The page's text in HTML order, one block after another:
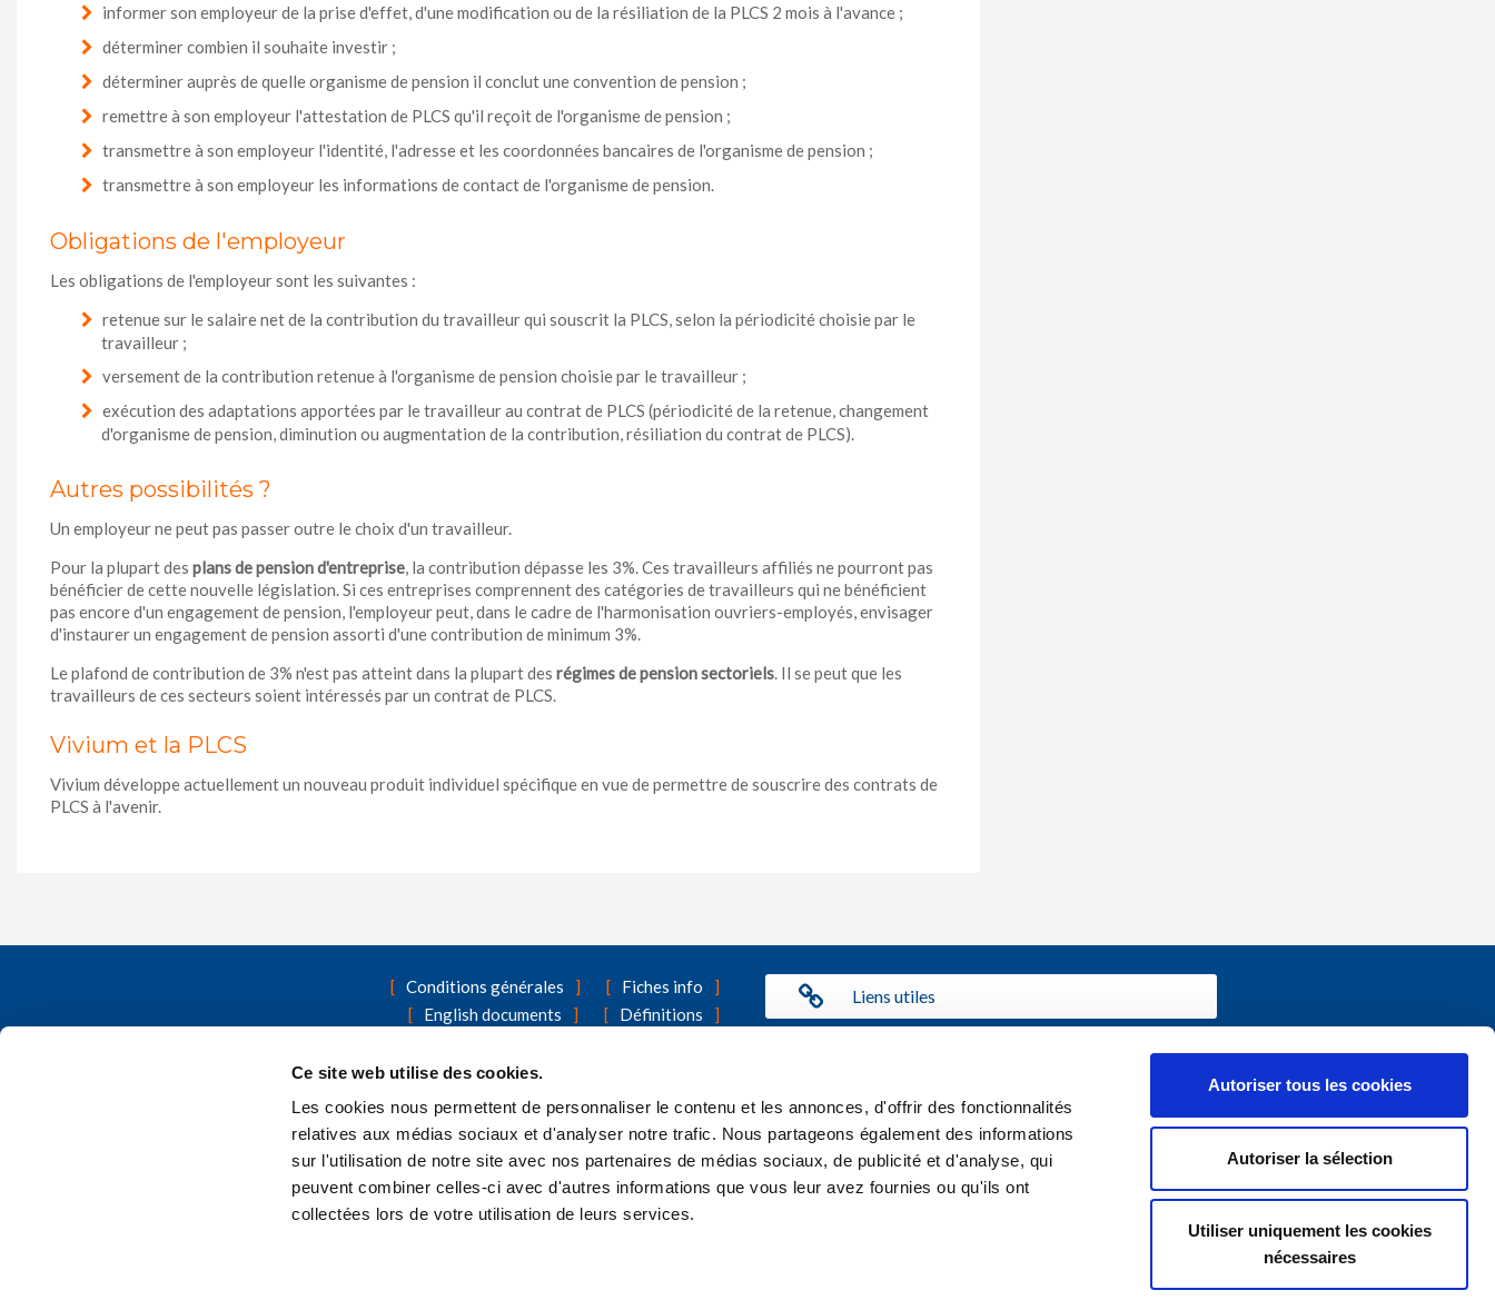
Ce site web utilise des cookies.
Les cookies nous permettent de personnaliser le contenu et les annonces, d'offrir des fonctionnalités
relatives aux médias sociaux et d'analyser notre trafic. Nous partageons également des informations
sur l'utilisation de notre site avec nos partenaires de médias sociaux, de publicité et d'analyse, qui
peuvent combiner celles-ci avec d'autres informations que vous leur avez fournies ou qu'ils ont
collectées lors de votre utilisation de leurs services.
Autoriser tous les cookies
Autoriser la sélection
Utiliser uniquement les cookies
nécessaires
informer son employeur de la prise d'effet, d'une modification ou de la résiliation de la PLCS 2 mois à l'avance ;
déterminer combien il souhaite investir ;
déterminer auprès de quelle organisme de pension il conclut une convention de pension ;
remettre à son employeur l'attestation de PLCS qu'il reçoit de l'organisme de pension ;
transmettre à son employeur l'identité, l'adresse et les coordonnées bancaires de l'organisme de pension ;
transmettre à son employeur les informations de contact de l'organisme de pension.
Obligations de l'employeur
Les obligations de l'employeur sont les suivantes :
retenue sur le salaire net de la contribution du travailleur qui souscrit la PLCS, selon la périodicité choisie par le
travailleur ;
versement de la contribution retenue à l'organisme de pension choisie par le travailleur ;
exécution des adaptations apportées par le travailleur au contrat de PLCS (périodicité de la retenue, changement
d'organisme de pension, diminution ou augmentation de la contribution, résiliation du contrat de PLCS).
Autres possibilités ?
Un employeur ne peut pas passer outre le choix d'un travailleur.
Pour la plupart des plans de pension d'entreprise, la contribution dépasse les 3%. Ces travailleurs affiliés ne pourront pas
bénéficier de cette nouvelle législation. Si ces entreprises comprennent des catégories de travailleurs qui ne bénéficient
pas encore d'un engagement de pension, l'employeur peut, dans le cadre de l'harmonisation ouvriers-employés, envisager
d'instaurer un engagement de pension assorti d'une contribution de minimum 3%.
Le plafond de contribution de 3% n'est pas atteint dans la plupart des régimes de pension sectoriels. Il se peut que les
travailleurs de ces secteurs soient intéressés par un contrat de PLCS.
Vivium et la PLCS
Vivium développe actuellement un nouveau produit individuel spécifique en vue de permettre de souscrire des contrats de
PLCS à l'avenir.
Conditions générales
Fiches info
English documents
Définitions
Liens utiles
A la recherche d'autres produits d'assurance Vivium que l'assurance de groupe ? Vous trouverez toutes les informations utiles surwww.vivium.be